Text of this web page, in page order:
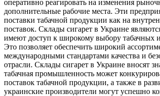
оперативно реагировать на изменения
дополнительные рабочие места. Эти
поставки табачной продукции как на
поставок. Склады сигарет в Украине
имеют доступ к широкому выбору табачных
Это позволяет обеспечить широкий
международными стандартами качества и
отрасли. Склады сигарет в Украине вносят
табачная промышленность может
поставок табачной продукции, а также в
украинские производители могут успешно